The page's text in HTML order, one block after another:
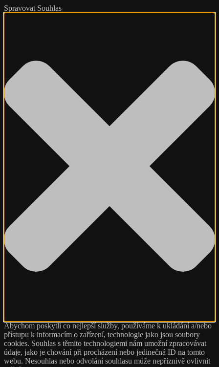
Spravovat Souhlas
Abychom poskytli co nejlepší služby, používáme k ukládání a/nebo
přístupu k informacím o zařízení, technologie jako jsou soubory
cookies. Souhlas s těmito technologiemi nám umožní zpracovávat
údaje, jako je chování při procházení nebo jedinečná ID na tomto
webu. Nesouhlas nebo odvolání souhlasu může nepříznivě ovlivnit